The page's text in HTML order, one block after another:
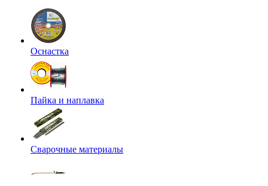
Оснастка
Пайка и наплавка
Сварочные материалы